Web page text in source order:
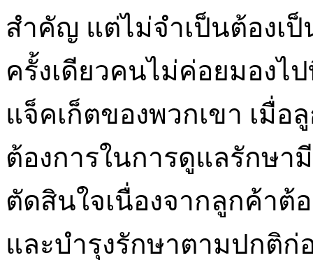
สำคัญ แต่ไม่จำเป็นต้องเ
ครั้งเดียวคนไม่ค่อยมองไ
แจ็คเก็ตของพวกเขา เมื่
ต้องการในการดูแลรักษ
ตัดสินใจเนื่องจากลูกค้าต้
และบำรุงรักษาตามปกติก่